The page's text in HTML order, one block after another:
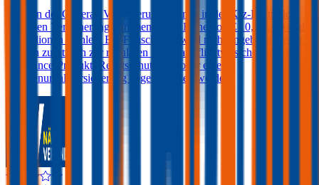
Kunden der Generali Versicherung können in der Kfz-Haftpflicht
zwischen Versicherungssummen in der Höhe von € 10, 15, 20 und
25 Millionen wählen. Ein Freischaden wird nicht angeboten, jedoch
können zusätzlich zur regulären Kfz-Haftpflichtversicherung ein
Assistance-Produkt, Rechtsschutz und/oder eine
Insassenunfallversicherung abgeschlossen werden.